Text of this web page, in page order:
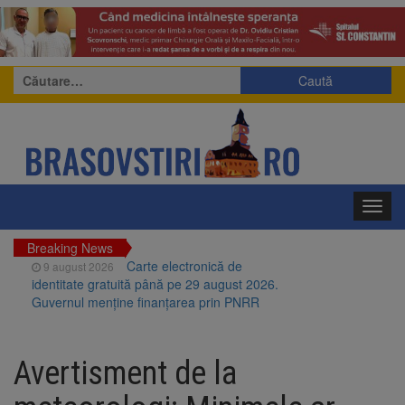
Caută
după:
Breaking News
9 august 2026
Carte electronică de
identitate gratuită până pe 29 august 2026.
Guvernul menține finanțarea prin PNRR
Brașovului vor fi restaurate. Contractul de
finanțare a fost semnat
Avertisment de la